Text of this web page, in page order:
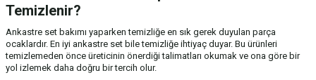
Temizlenir?
Ankastre set bakımı yaparken temizliğe en sık gerek duyulan parça
ocaklardır. En iyi ankastre set bile temizliğe ihtiyaç duyar. Bu ürünleri
temizlemeden önce üreticinin önerdiği talimatları okumak ve ona göre bir
yol izlemek daha doğru bir tercih olur.